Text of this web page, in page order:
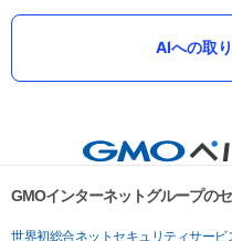
AIへの取
GMOインターネットグループの
世界初総合ネットセキュリティサービ